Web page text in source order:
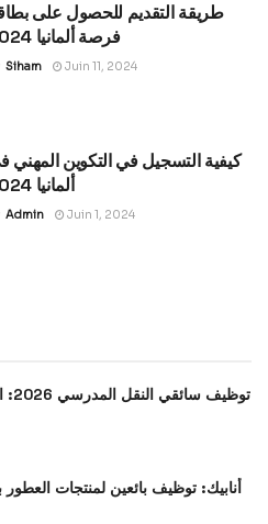
طريقة التقديم للحصول على
فرصة ألمانيا 2024
Siham Juin 11, 2024
كيفية التسجيل في التكوين المهني
ألمانيا 2024
Admin Juin 1, 2024
أنابيك: توظيف بائعين لمنتجات